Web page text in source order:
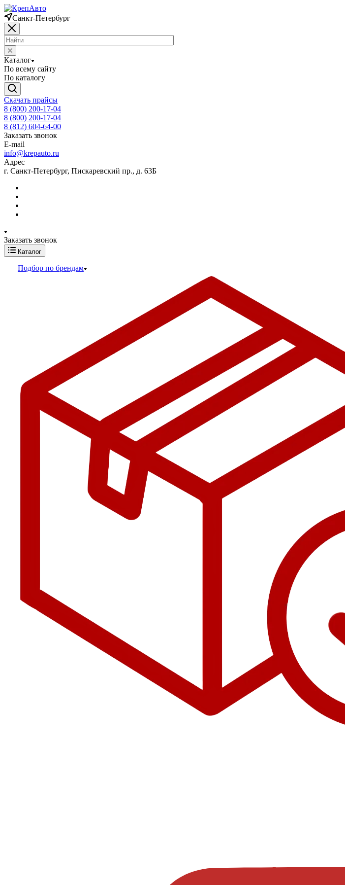
Санкт-Петербург
Каталог
По всему сайту
По каталогу
Скачать прайсы
8 (800) 200-17-04
8 (800) 200-17-04
8 (812) 604-64-00
Заказать звонок
E-mail
info@krepauto.ru
Адрес
г. Санкт-Петербург, Пискаревский пр., д. 63Б
Заказать звонок
Каталог
Подбор по брендам